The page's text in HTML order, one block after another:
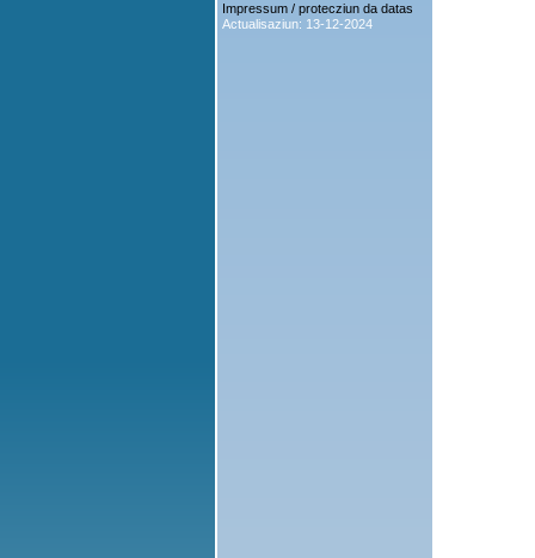
Impressum / protecziun da datas
Actualisaziun: 13-12-2024